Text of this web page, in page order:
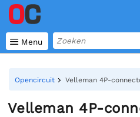
 Menu
Opencircuit Velleman 4P-
Velleman 4P-